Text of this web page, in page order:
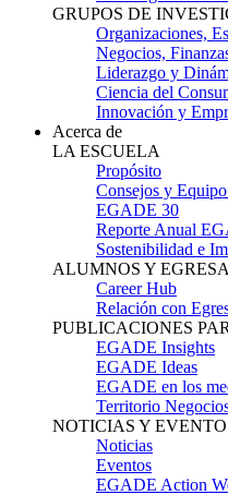
GRUPOS DE
Organizaciones,
Negocios,
Liderazgo y
Ciencia del
Innovación y
Acerca de
LA ESCUELA
Propósito
Consejos y
EGADE 30
Reporte Anual
Sostenibilidad e
ALUMNOS Y
Career Hub
Relación con
PUBLICACIONES
EGADE Insights
EGADE Ideas
EGADE en los
Territorio
NOTICIAS Y
Noticias
Eventos
EGADE Action